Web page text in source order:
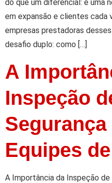
do que um diferencial: é uma
em expansão e clientes cada
empresas prestadoras
desafio duplo: como […]
A
Inspeção
Segurança
Equipes
A Importância da Inspeção de